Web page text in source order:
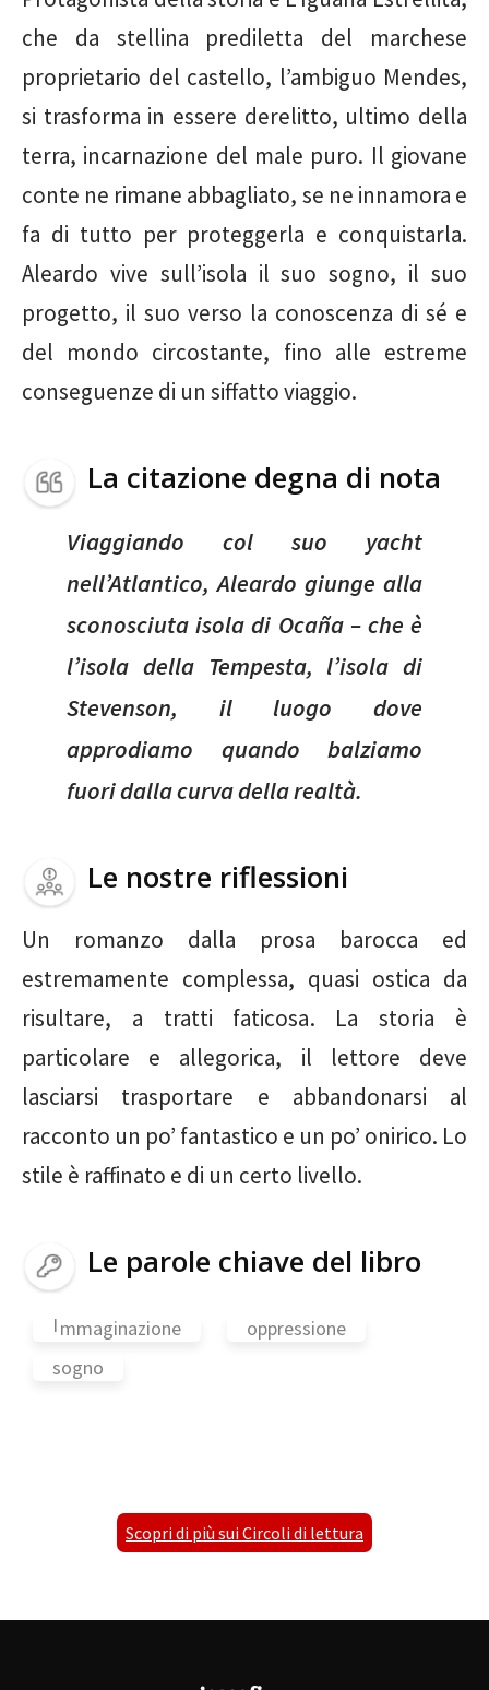
che da stellina prediletta del marchese
proprietario del castello, l’ambiguo Mendes,
si trasforma in essere derelitto, ultimo della
terra, incarnazione del male puro. Il giovane
conte ne rimane abbagliato, se ne innamora e
fa di tutto per proteggerla e conquistarla.
Aleardo vive sull’isola il suo sogno, il suo
progetto, il suo verso la conoscenza di sé e
del mondo circostante, fino alle estreme
conseguenze di un siffatto viaggio.
La citazione degna di nota
Viaggiando col suo yacht
nell’Atlantico, Aleardo giunge alla
sconosciuta isola di Ocaña – che è
l’isola della Tempesta, l’isola di
Stevenson, il luogo dove
approdiamo quando balziamo
fuori dalla curva della realtà.
Le nostre riflessioni
Un romanzo dalla prosa barocca ed
estremamente complessa, quasi ostica da
risultare, a tratti faticosa. La storia è
particolare e allegorica, il lettore deve
lasciarsi trasportare e abbandonarsi al
racconto un po’ fantastico e un po’ onirico. Lo
stile è raffinato e di un certo livello.
Le parole chiave del libro
Immaginazione
oppressione
sogno
Scopri di più sui Circoli di lettura